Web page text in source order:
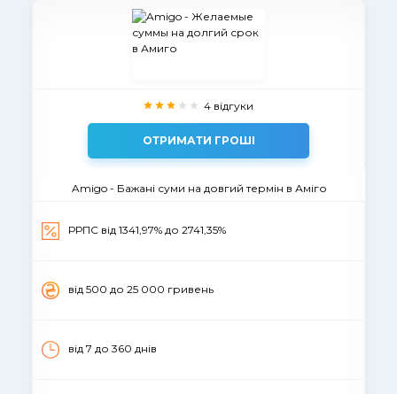
4 відгуки
ОТРИМАТИ ГРОШІ
Amigo - Бажані суми на довгий термін в Аміго
РРПС від 1341,97% до 2741,35%
вiд 500 до 25 000 гривень
від 7 до 360 днів